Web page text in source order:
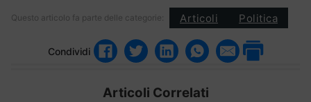
Questo articolo fa parte delle categorie: Articoli Politica
Condividi
Articoli Correlati